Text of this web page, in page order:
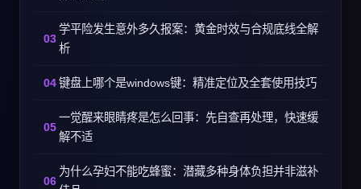
学平险发生意外多久报案：黄金时效与合规底线全解
析
键盘上哪个是windows键：精准定位及全套使用技巧
一觉醒来眼睛疼是怎么回事：先自查再处理，快速缓
解不适
为什么孕妇不能吃蜂蜜：潜藏多种身体负担并非滋补